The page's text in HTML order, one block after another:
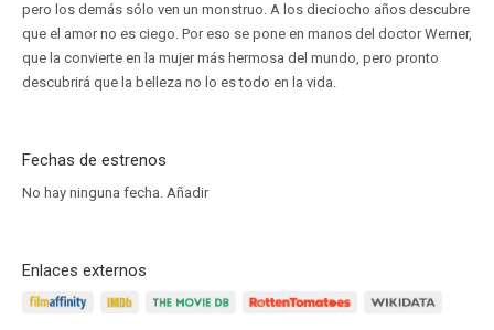
pero los demás sólo ven un monstruo. A los dieciocho años descubre
que el amor no es ciego. Por eso se pone en manos del doctor Werner,
que la convierte en la mujer más hermosa del mundo, pero pronto
descubrirá que la belleza no lo es todo en la vida.
Fechas de estrenos
No hay ninguna fecha. Añadir
Enlaces externos